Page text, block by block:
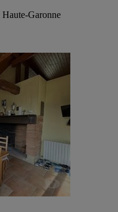
Garonne